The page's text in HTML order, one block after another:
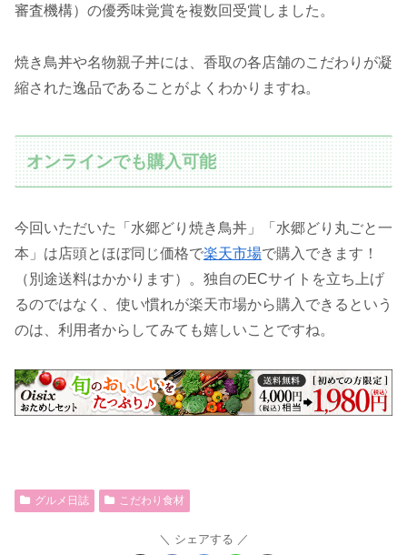
審査機構）の優秀味覚賞を複数回受賞しました。
焼き鳥丼や名物親子丼には、香取の各店舗のこだわりが凝
縮された逸品であることがよくわかりますね。
オンラインでも購入可能
今回いただいた「水郷どり焼き鳥丼」「水郷どり丸ごと一
本」は店頭とほぼ同じ価格で楽天市場で購入できます！
（別途送料はかかります）。独自のECサイトを立ち上げ
るのではなく、使い慣れが楽天市場から購入できるという
のは、利用者からしてみても嬉しいことですね。
グルメ日誌 こだわり食材
シェアする